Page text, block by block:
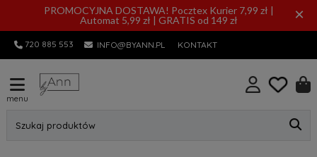
PROMOCYJNA DOSTAWA! Pocztex Kurier 7,99 zł |
Automat 5,99 zł | GRATIS od 149 zł
×
720 885 553 INFO@BYANN.PL KONTAKT
menu
Szukaj produktów